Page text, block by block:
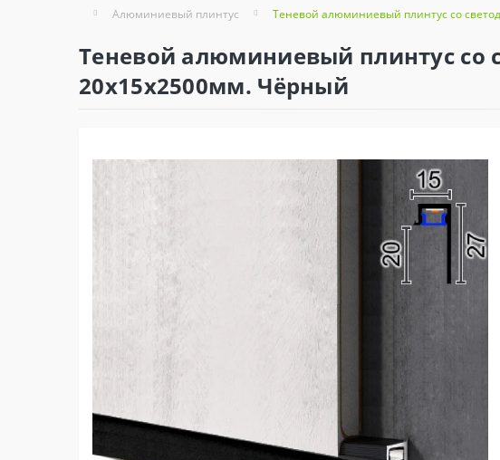
Алюминиевый плинтус Теневой алюминиевый плинтус со
Теневой алюминиевый плинтус со
20х15х2500мм. Чёрный